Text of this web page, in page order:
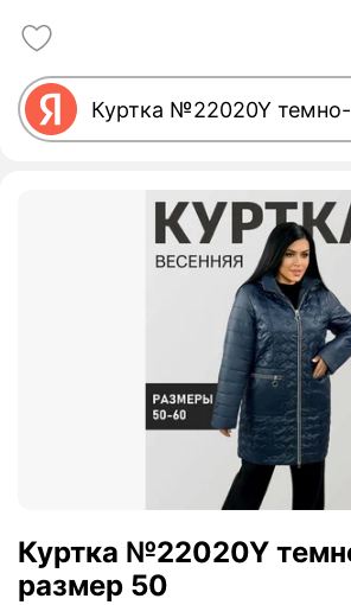
Куртка №22020Y
размер 50